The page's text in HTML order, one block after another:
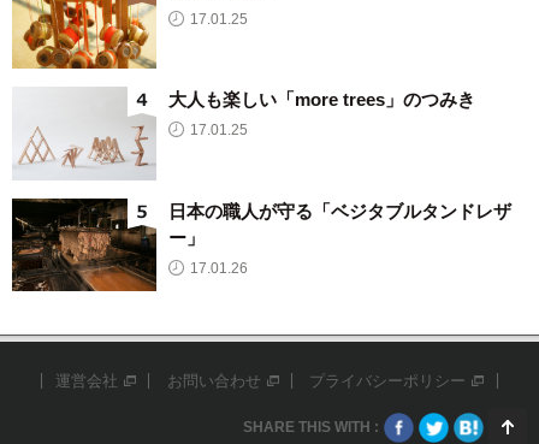
17.01.25
大人も楽しい「more trees」のつみき
17.01.25
日本の職人が守る「ベジタブルタンドレザ
ー」
17.01.26
運営会社 お問い合わせ プライバシーポリシー
SHARE THIS WITH :